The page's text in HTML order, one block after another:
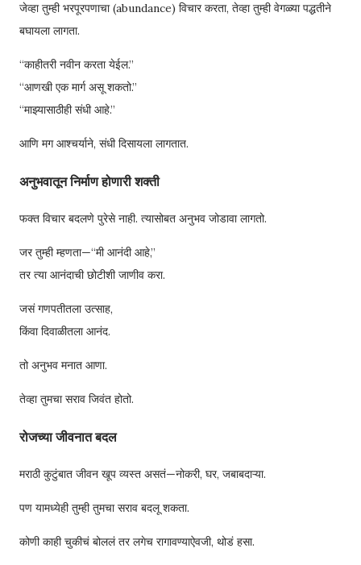
जेव्हा तुम्ही भरपूरपणाचा (abundance) विचार करता, तेव्हा तुम्ही वेगळ्या पद्धतीने
बघायला लागता.
“काहीतरी नवीन करता येईल.”
“आणखी एक मार्ग असू शकतो.”
“माझ्यासाठीही संधी आहे.”
आणि मग आश्चर्याने, संधी दिसायला लागतात.
अनुभवातून निर्माण होणारी शक्ती
फक्त विचार बदलणे पुरेसे नाही. त्यासोबत अनुभव जोडावा लागतो.
जर तुम्ही म्हणता—“मी आनंदी आहे,”
तर त्या आनंदाची छोटीशी जाणीव करा.
जसं गणपतीतला उत्साह,
किंवा दिवाळीतला आनंद.
तो अनुभव मनात आणा.
तेव्हा तुमचा सराव जिवंत होतो.
रोजच्या जीवनात बदल
मराठी कुटुंबात जीवन खूप व्यस्त असतं—नोकरी, घर, जबाबदाऱ्या.
पण यामध्येही तुम्ही तुमचा सराव बदलू शकता.
कोणी काही चुकीचं बोललं तर लगेच रागावण्याऐवजी, थोडं हसा.